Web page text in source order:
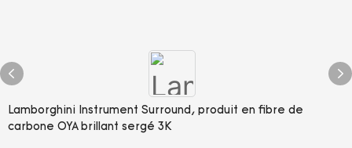
Lamborghini Instrument Surround, produit en fibre de
carbone OYA brillant sergé 3K